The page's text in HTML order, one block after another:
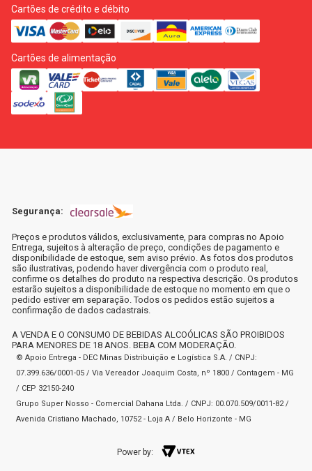
Cartões de crédito e débito
Cartões de alimentação
Segurança:
Preços e produtos válidos, exclusivamente, para compras no Apoio
Entrega, sujeitos à alteração de preço, condições de pagamento e
disponibilidade de estoque, sem aviso prévio. As fotos dos produtos
são ilustrativas, podendo haver divergência com o produto real,
confirme os detalhes do produto na respectiva descrição. Os produtos
estarão sujeitos a disponibilidade de estoque no momento em que o
pedido estiver em separação. Todos os pedidos estão sujeitos a
confirmação de dados cadastrais.
A VENDA E O CONSUMO DE BEBIDAS ALCOÓLICAS SÃO PROIBIDOS
PARA MENORES DE 18 ANOS. BEBA COM MODERAÇÃO.
© Apoio Entrega - DEC Minas Distribuição e Logística S.A. / CNPJ:
07.399.636/0001-05 / Via Vereador Joaquim Costa, nº 1800 / Contagem - MG
/ CEP 32150-240
Grupo Super Nosso - Comercial Dahana Ltda. / CNPJ: 00.070.509/0011-82 /
Avenida Cristiano Machado, 10752 - Loja A / Belo Horizonte - MG
Power by: